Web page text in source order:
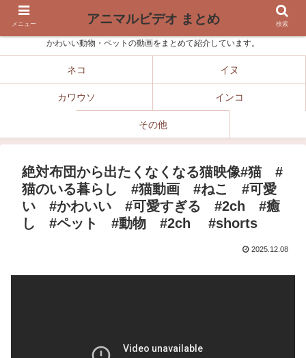
かわいい動物・ペットの動画をまとめて紹介しています。
ネコ イヌ
カワウソ インコ
その他
絶対布団から出たくなくなる猫映像#猫 #
猫のいる暮らし #猫動画 #ねこ #可愛
い #かわいい #可愛すぎる #2ch #癒
し #ペット #動物 #2ch #shorts
2025.12.08
メニュー アニマルビデオ まとめ 検索